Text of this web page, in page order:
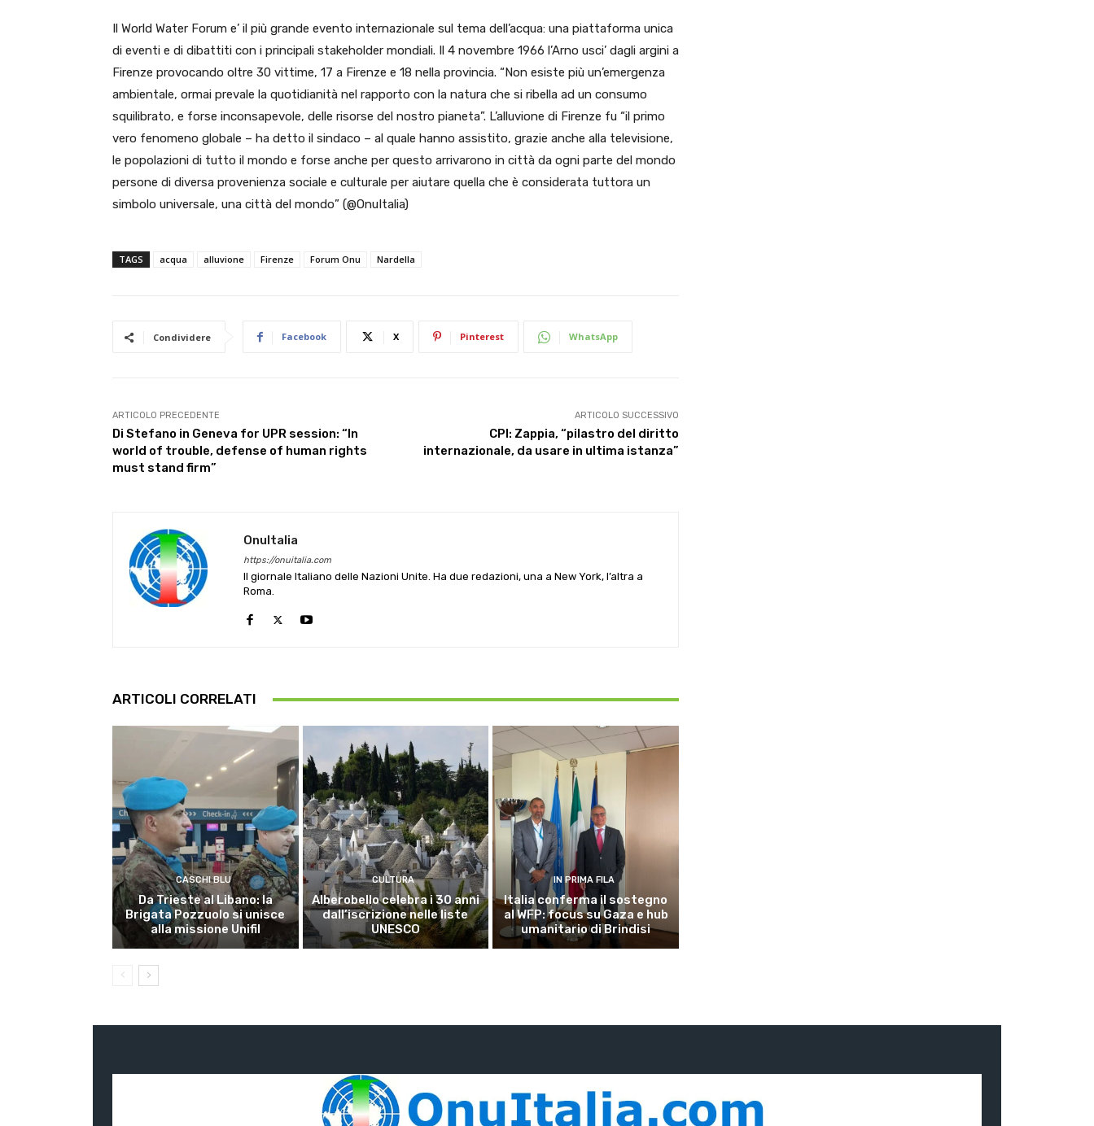
Il World Water Forum e’ il più grande evento internazionale sul tema dell’acqua: una piattaforma unica
di eventi e di dibattiti con i principali stakeholder mondiali. Il 4 novembre 1966 l’Arno usci’ dagli argini a
Firenze provocando oltre 30 vittime, 17 a Firenze e 18 nella provincia. “Non esiste più un’emergenza
ambientale, ormai prevale la quotidianità nel rapporto con la natura che si ribella ad un consumo
squilibrato, e forse inconsapevole, delle risorse del nostro pianeta”. L’alluvione di Firenze fu “il primo
vero fenomeno globale – ha detto il sindaco – al quale hanno assistito, grazie anche alla televisione,
le popolazioni di tutto il mondo e forse anche per questo arrivarono in città da ogni parte del mondo
persone di diversa provenienza sociale e culturale per aiutare quella che è considerata tuttora un
simbolo universale, una città del mondo” (@OnuItalia)
TAGS acqua alluvione Firenze Forum Onu Nardella
Condividere Facebook X Pinterest WhatsApp
ARTICOLO PRECEDENTE
Di Stefano in Geneva for UPR session: “In
world of trouble, defense of human rights
must stand firm”
ARTICOLO SUCCESSIVO
CPI: Zappia, “pilastro del diritto
internazionale, da usare in ultima istanza”
OnuItalia
https://onuitalia.com
Il giornale Italiano delle Nazioni Unite. Ha due redazioni, una a New York, l’altra a
Roma.
ARTICOLI CORRELATI
CASCHI BLU
Da Trieste al Libano: la
Brigata Pozzuolo si unisce
alla missione Unifil
CULTURA
Alberobello celebra i 30 anni
dall’iscrizione nelle liste
UNESCO
IN PRIMA FILA
Italia conferma il sostegno
al WFP: focus su Gaza e hub
umanitario di Brindisi